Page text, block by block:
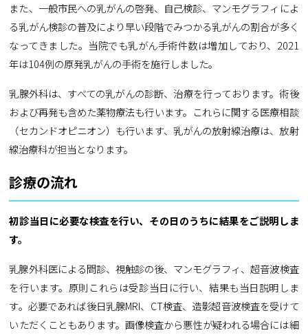
また、一般市民への乳がんの啓発、自己検診、マンモグラフィによ
る乳がん検診の普及により早い段階でみつかる乳がんの割合が多く
なってきました。当院でも乳がん手術件数は増加しており、2021
年は104例の原発乳がんの手術を施行しました。
乳腺外科は、すべての乳がんの診断、治療を行っております。術後
および再発も含めた薬物療法も行います。これらに関する医療相談
（セカンドオピニオン）も行います、乳がんの放射線治療は、放射
線治療科が担当となります。
診療の流れ
初診当日に必要な検査を行い、その日のうちに結果をご説明しま
す。
乳腺外科医による問診、視触診の後、マンモグラフィ、超音波検査
を行います。原則これらは受診当日に行い、結果も当日説明しま
す。必要であれば後日乳腺MRI、CT検査、造影超音波検査を受けて
いただくこともあります。画像検査から悪性が疑われる場合には細